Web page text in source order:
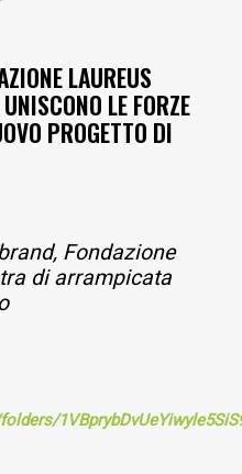
LAUREUS
LE FORZE
PROGETTO DI
Fondazione
di arrampicata